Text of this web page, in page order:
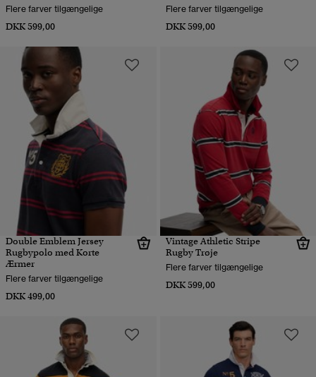
Flere farver tilgængelige
DKK 599,00
Flere farver tilgængelige
DKK 599,00
Double Emblem Jersey
Rugbypolo med Korte
Ærmer
Flere farver tilgængelige
DKK 499,00
Vintage Athletic Stripe
Rugby Trøje
Flere farver tilgængelige
DKK 599,00